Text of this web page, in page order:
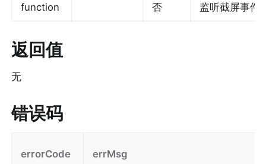
function 否 监听截屏事件
返回值
无
错误码
errorCode errMsg